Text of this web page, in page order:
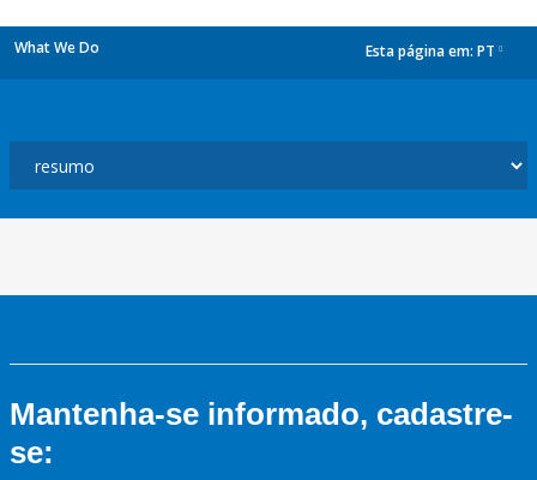
What We Do Esta página em: PT
Mantenha-se informado, cadastre-
se: